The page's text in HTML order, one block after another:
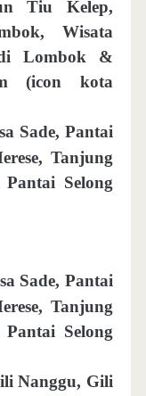
Tiu Kelep,
Wisata
di Lombok &
(icon kota
Sade, Pantai
Tanjung
Selong
Sade, Pantai
Tanjung
Selong
Nanggu, Gili